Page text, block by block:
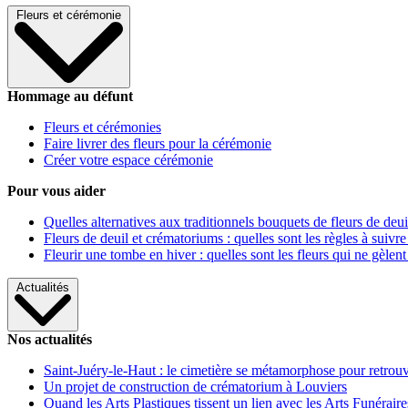
Fleurs et cérémonie
Hommage au défunt
Fleurs et cérémonies
Faire livrer des fleurs pour la cérémonie
Créer votre espace cérémonie
Pour vous aider
Quelles alternatives aux traditionnels bouquets de fleurs de
Fleurs de deuil et crématoriums : quelles sont les règles à
Fleurir une tombe en hiver : quelles sont les fleurs qui ne gèlent
Actualités
Nos actualités
Saint-Juéry-le-Haut : le cimetière se métamorphose pour
Un projet de construction de crématorium à Louviers
Quand les Arts Plastiques tissent un lien avec les Arts